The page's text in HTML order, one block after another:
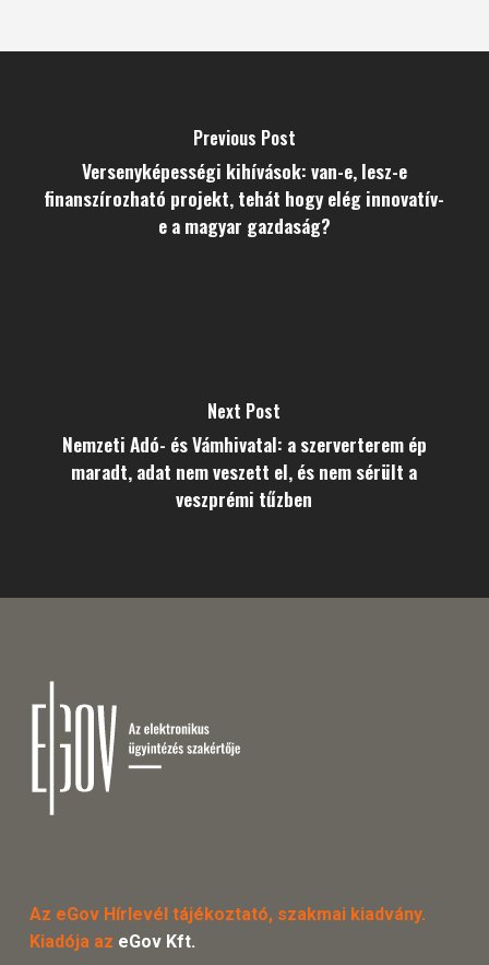
Previous Post
Versenyképességi kihívások: van-e, lesz-e
finanszírozható projekt, tehát hogy elég innovatív-
e a magyar gazdaság?
Next Post
Nemzeti Adó- és Vámhivatal: a szerverterem ép
maradt, adat nem veszett el, és nem sérült a
veszprémi tűzben
Az eGov Hírlevél tájékoztató, szakmai kiadvány.
Kiadója az eGov Kft.